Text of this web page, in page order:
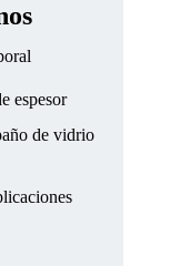
espesor
de vidrio